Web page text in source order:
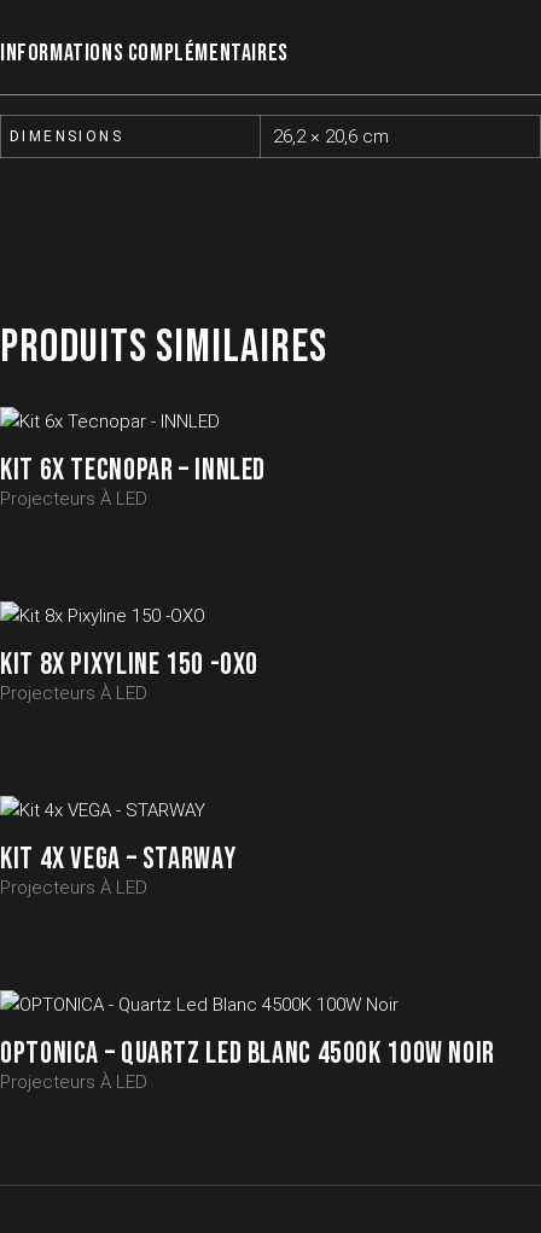
INFORMATIONS COMPLÉMENTAIRES
DIMENSIONS 26,2 × 20,6 cm
PRODUITS SIMILAIRES
KIT 6X TECNOPAR – INNLED
Projecteurs À LED
KIT 8X PIXYLINE 150 -OXO
Projecteurs À LED
KIT 4X VEGA – STARWAY
Projecteurs À LED
OPTONICA – QUARTZ LED BLANC 4500K 100W NOIR
Projecteurs À LED